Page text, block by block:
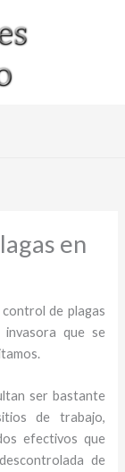
en
de plagas
que se
ser bastante
de trabajo,
efectivos que
de